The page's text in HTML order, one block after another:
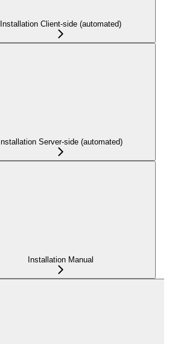
Installation Client-side (automated)
Installation Server-side (automated)
Installation Manual